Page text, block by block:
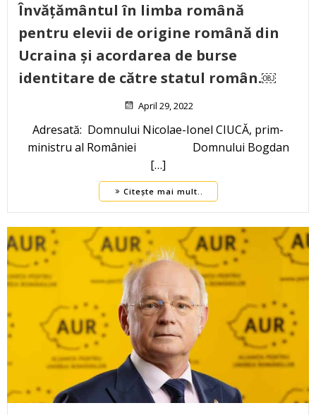
Învățământul în limba română
pentru elevii de origine română din
Ucraina și acordarea de burse
identitare de către statul român.￼
April 29, 2022
Adresată: Domnului Nicolae-Ionel CIUCĂ, prim-
ministru al României Domnului Bogdan
[…]
Citește mai mult..